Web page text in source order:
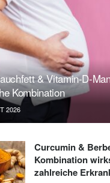
& Vitamin-D-
Kombination
2026
Curcumin &
Kombination
zahlreiche